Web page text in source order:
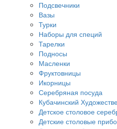
Подсвечники
Вазы
Турки
Наборы для специй
Тарелки
Подносы
Масленки
Фруктовницы
Икорницы
Серебряная посуда
Кубачинский
Детское столовое
Детские столовые